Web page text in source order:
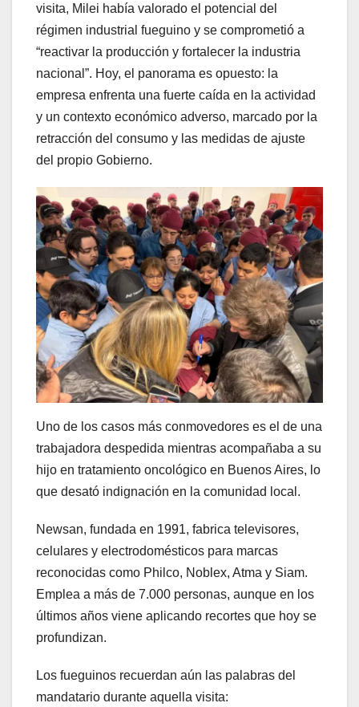
visita, Milei había valorado el potencial del
régimen industrial fueguino y se comprometió a
“reactivar la producción y fortalecer la industria
nacional”. Hoy, el panorama es opuesto: la
empresa enfrenta una fuerte caída en la actividad
y un contexto económico adverso, marcado por la
retracción del consumo y las medidas de ajuste
del propio Gobierno.
Uno de los casos más conmovedores es el de una
trabajadora despedida mientras acompañaba a su
hijo en tratamiento oncológico en Buenos Aires, lo
que desató indignación en la comunidad local.
Newsan, fundada en 1991, fabrica televisores,
celulares y electrodomésticos para marcas
reconocidas como Philco, Noblex, Atma y Siam.
Emplea a más de 7.000 personas, aunque en los
últimos años viene aplicando recortes que hoy se
profundizan.
Los fueguinos recuerdan aún las palabras del
mandatario durante aquella visita: